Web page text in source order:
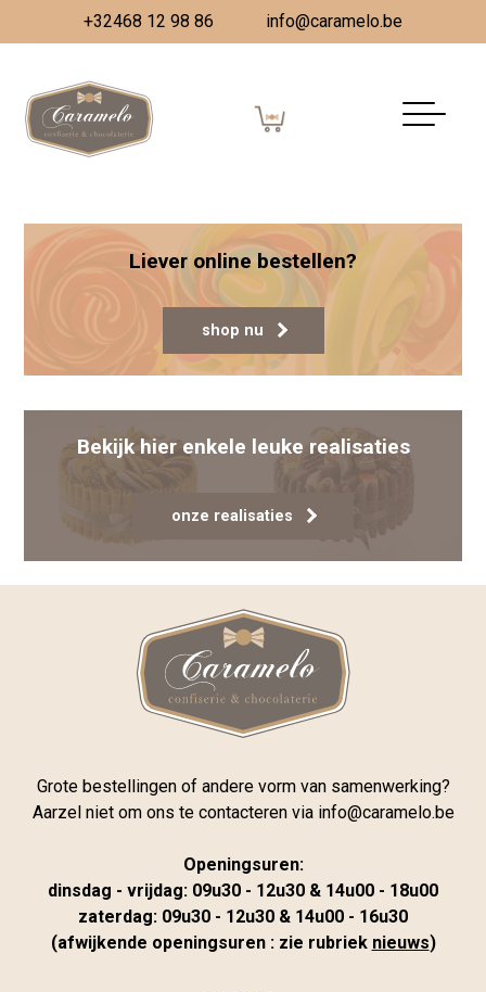
+32468 12 98 86 info@caramelo.be
Gepubliceerd op 12 december 2023
december 2023)
Liever online bestellen?
shop nu
Bekijk hier enkele leuke realisaties
onze realisaties
Grote bestellingen of andere vorm van samenwerking?
Aarzel niet om ons te contacteren via info@caramelo.be
Openingsuren:
dinsdag - vrijdag: 09u30 - 12u30 & 14u00 - 18u00
zaterdag: 09u30 - 12u30 & 14u00 - 16u30
(afwijkende openingsuren : zie rubriek nieuws)